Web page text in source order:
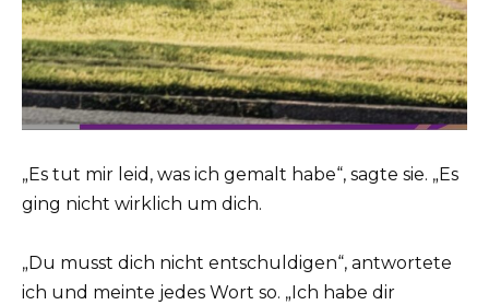
„Es tut mir leid, was ich gemalt habe“, sagte sie. „Es
ging nicht wirklich um dich.
„Du musst dich nicht entschuldigen“, antwortete
ich und meinte jedes Wort so. „Ich habe dir